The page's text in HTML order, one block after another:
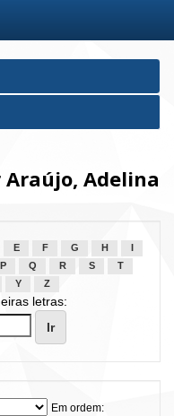
Adelina
E F G H
P Q R S
T
Y Z
letras:
Em ordem: